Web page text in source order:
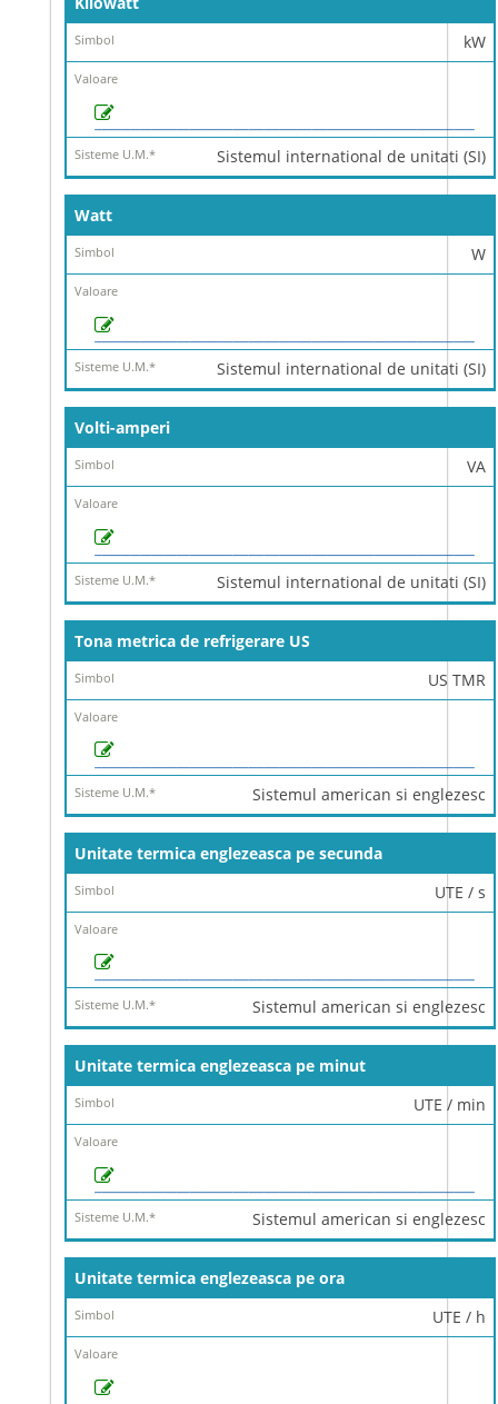
kW
Sistemul international de unitati (SI)
Watt
W
Sistemul international de unitati (SI)
Volti-amperi
VA
Sistemul international de unitati (SI)
Tona metrica de refrigerare US
US TMR
Sistemul american si englezesc
Unitate termica englezeasca pe secunda
UTE / s
Sistemul american si englezesc
Unitate termica englezeasca pe minut
UTE / min
Sistemul american si englezesc
Unitate termica englezeasca pe ora
UTE / h